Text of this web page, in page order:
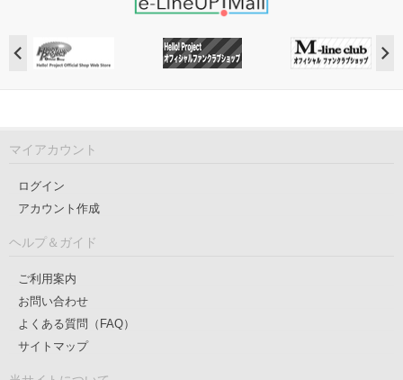
マイアカウント
ログイン
アカウント作成
ヘルプ＆ガイド
ご利用案内
お問い合わせ
よくある質問（FAQ）
サイトマップ